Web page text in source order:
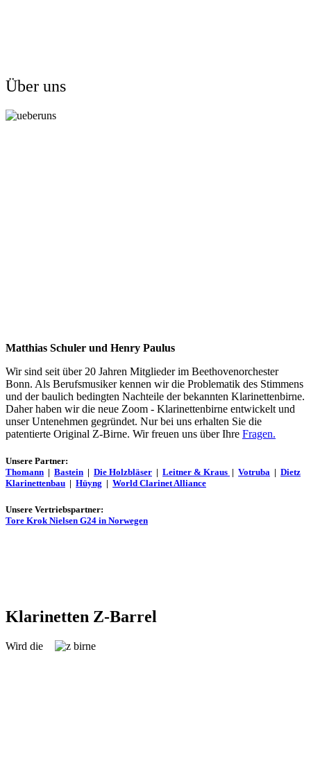
Über uns
Matthias Schuler und Henry Paulus
Wir sind seit über 20 Jahren Mitglieder im Beethovenorchester
Bonn. Als Berufsmusiker kennen wir die Problematik des Stimmens
und der baulich bedingten Nachteile der bekannten Klarinettenbirne.
Daher haben wir die neue Zoom - Klarinettenbirne entwickelt und
unser Untenehmen gegründet. Nur bei uns erhalten Sie die
patentierte Original Z-Birne. Wir freuen uns über Ihre Fragen.
Unsere Partner:
Thomann | Bastein | Die Holzbläser | Leitner & Kraus | Votruba | Dietz
Klarinettenbau | Hüyng | World Clarinet Alliance
Unsere Vertriebspartner:
Tore Krok Nielsen G24 in Norwegen
Klarinetten Z-Barrel
Wird die